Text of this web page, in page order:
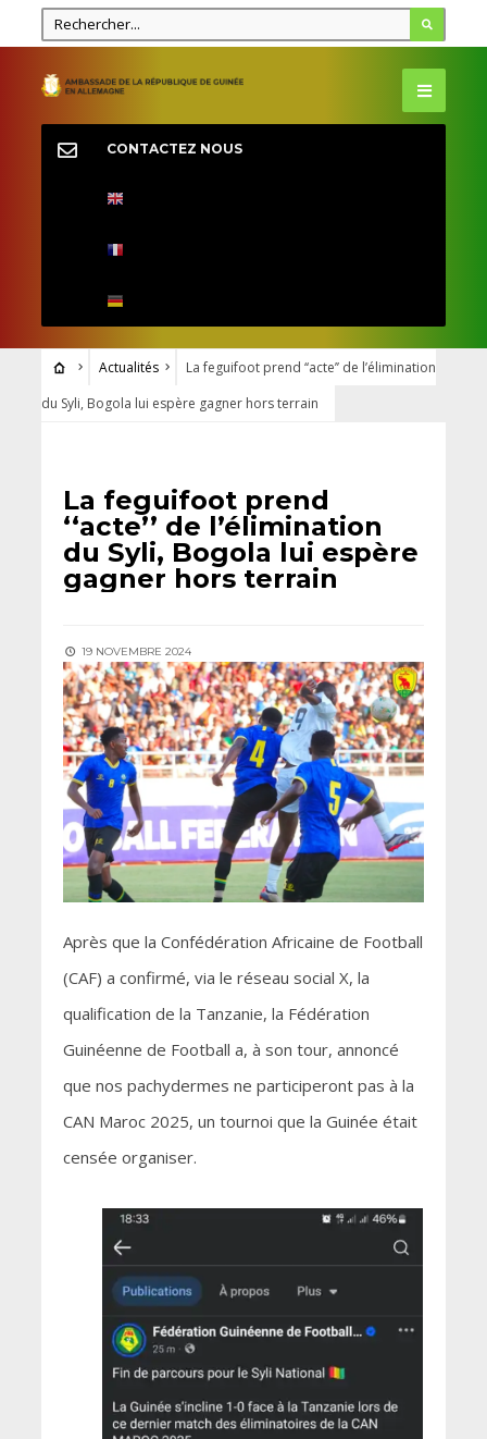
CONTACTEZ NOUS
Actualités
La feguifoot prend ‘‘acte’’ de l’élimination
du Syli, Bogola lui espère gagner hors terrain
La feguifoot prend
‘‘acte’’ de l’élimination
du Syli, Bogola lui espère
gagner hors terrain
19 NOVEMBRE 2024
Après que la Confédération Africaine de Football
(CAF) a confirmé, via le réseau social X, la
qualification de la Tanzanie, la Fédération
Guinéenne de Football a, à son tour, annoncé
que nos pachydermes ne participeront pas à la
CAN Maroc 2025, un tournoi que la Guinée était
censée organiser.